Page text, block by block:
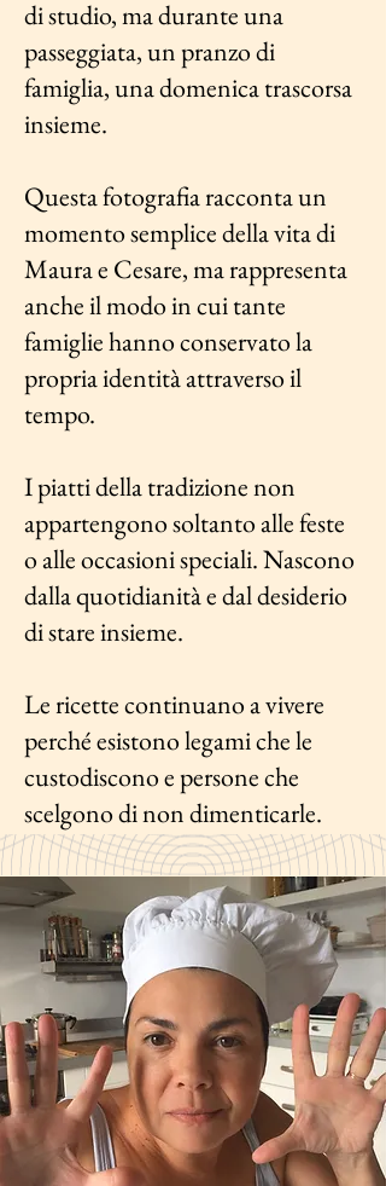
di studio, ma durante una
passeggiata, un pranzo di
famiglia, una domenica trascorsa
insieme.
Questa fotografia racconta un
momento semplice della vita di
Maura e Cesare, ma rappresenta
anche il modo in cui tante
famiglie hanno conservato la
propria identità attraverso il
tempo.
I piatti della tradizione non
appartengono soltanto alle feste
o alle occasioni speciali. Nascono
dalla quotidianità e dal desiderio
di stare insieme.
Le ricette continuano a vivere
perché esistono legami che le
custodiscono e persone che
scelgono di non dimenticarle.